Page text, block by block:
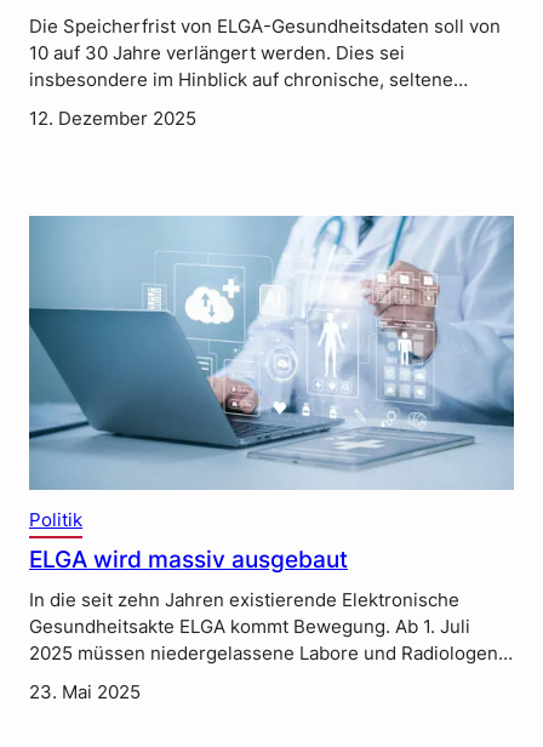
Die Speicherfrist von ELGA-Gesundheitsdaten soll von
10 auf 30 Jahre verlängert werden. Dies sei
insbesondere im Hinblick auf chronische, seltene…
12. Dezember 2025
Politik
ELGA wird massiv ausgebaut
In die seit zehn Jahren existierende Elektronische
Gesundheitsakte ELGA kommt Bewegung. Ab 1. Juli
2025 müssen niedergelassene Labore und Radiologen…
23. Mai 2025